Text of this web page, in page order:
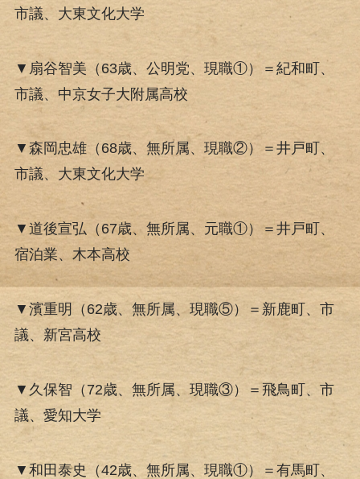
市議、大東文化大学
▼扇谷智美（63歳、公明党、現職①）＝紀和町、
市議、中京女子大附属高校
▼森岡忠雄（68歳、無所属、現職②）＝井戸町、
市議、大東文化大学
▼道後宣弘（67歳、無所属、元職①）＝井戸町、
宿泊業、木本高校
▼濱重明（62歳、無所属、現職⑤）＝新鹿町、市
議、新宮高校
▼久保智（72歳、無所属、現職③）＝飛鳥町、市
議、愛知大学
▼和田泰史（42歳、無所属、現職①）＝有馬町、